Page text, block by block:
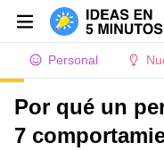
Personal
Por qué un
7